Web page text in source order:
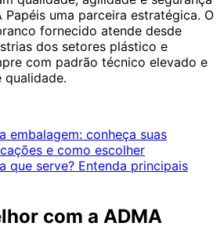
Papéis uma parceira estratégica. O
fornecido atende desde
dos setores plástico e
com padrão técnico elevado e
embalagem: conheça suas
e como escolher
que serve? Entenda principais
com a ADMA